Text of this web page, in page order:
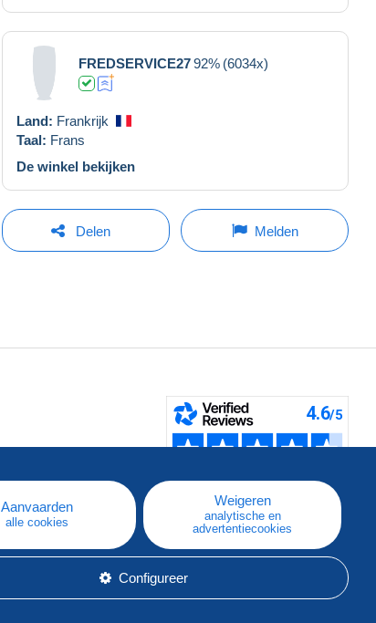
FREDSERVICE2792% (6034x)
Land: Frankrijk
Taal: Frans
De winkel bekijken
Delen Melden
Aanvaarden
alle cookies
Weigeren
analytische en
advertentiecookies
Configureer